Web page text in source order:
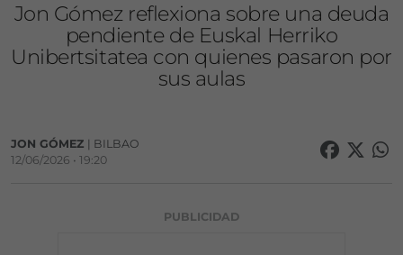
Jon Gómez reflexiona sobre una deuda
pendiente de Euskal Herriko
Unibertsitatea con quienes pasaron por
sus aulas
JON GÓMEZ | BILBAO
12/06/2026 • 19:20
PUBLICIDAD